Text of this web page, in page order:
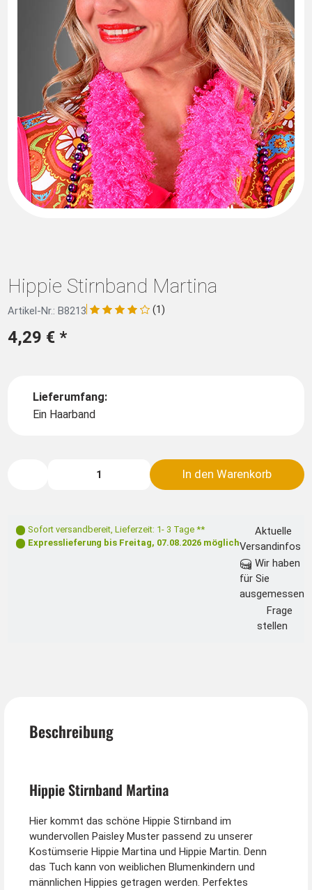
Hippie Stirnband Martina
Artikel-Nr.: B8213 (1)
4,29 € *
Lieferumfang:
Ein Haarband
In den Warenkorb
Sofort versandbereit, Lieferzeit: 1- 3 Tage **
Expresslieferung bis Freitag, 07.08.2026 möglich
Aktuelle
Versandinfos
für Sie
ausgemessen
Frage
stellen
Beschreibung
Hippie Stirnband Martina
Hier kommt das schöne Hippie Stirnband im
wundervollen Paisley Muster passend zu unserer
Kostümserie Hippie Martina und Hippie Martin. Denn
das Tuch kann von weiblichen Blumenkindern und
männlichen Hippies getragen werden. Perfektes